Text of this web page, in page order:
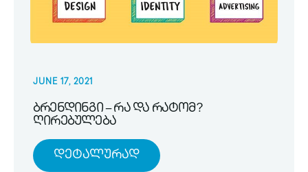
JUNE 17, 2021
ბრენდინგი – რა და რატომ?
ღირებულება
Დეტალურად